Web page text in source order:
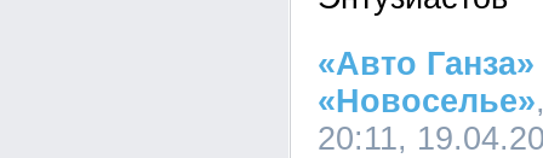
«Авто
«Новоселье»
20:11,